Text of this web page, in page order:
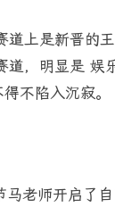
上是新晋的王
，明显是 娱
不陷入沉寂。
老师开启了自